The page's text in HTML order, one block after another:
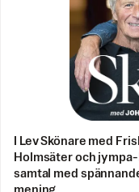
I Lev Skönare med
Holmsäter och
samtal med